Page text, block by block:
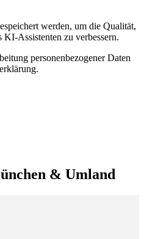
werden, um die Qualität,
Assistenten zu verbessern.
personenbezogener Daten
& Umland